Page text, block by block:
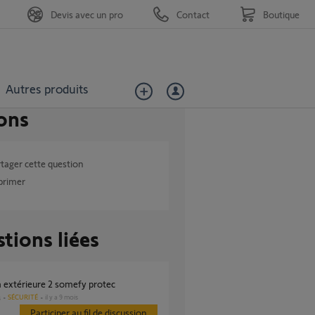
Autres produits
Devis avec un pro Contact Boutique
cette question
liées
extérieure 2 somefy protec
SÉCURITÉ il y a 9 mois
Participer au fil de discussion